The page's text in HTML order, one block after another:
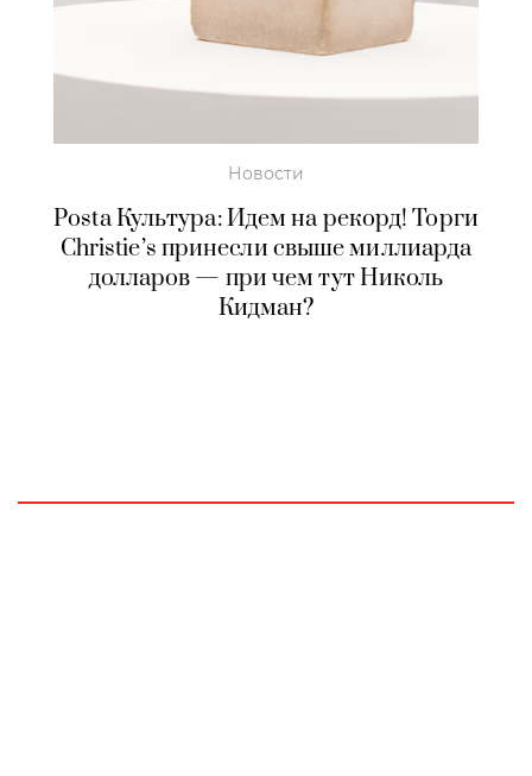
Новости
Posta Культура: Идем на рекорд! Торги
Christie’s принесли свыше миллиарда
долларов — при чем тут Николь
Кидман?